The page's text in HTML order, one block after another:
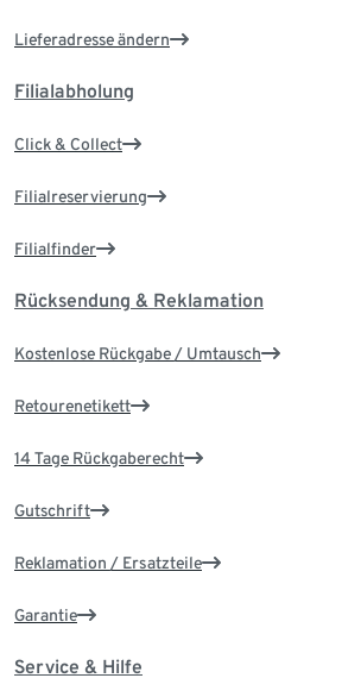
Lieferadresse ändern
Filialabholung
Click & Collect
Filialreservierung
Filialfinder
Rücksendung & Reklamation
Kostenlose Rückgabe / Umtausch
Retourenetikett
14 Tage Rückgaberecht
Gutschrift
Reklamation / Ersatzteile
Garantie
Service & Hilfe